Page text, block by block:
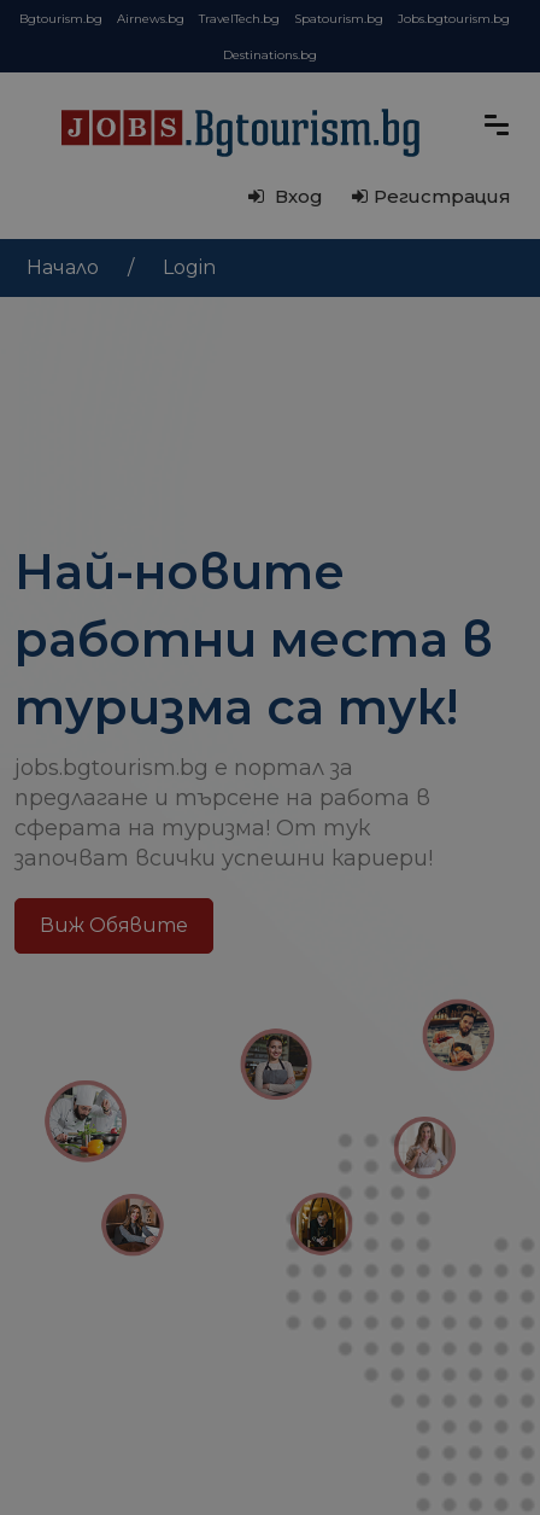
Bgtourism.bg Airnews.bg TravelTech.bg Spatourism.bg Jobs.bgtourism.bg
Destinations.bg
Вход Регистрация
Начало Login
Най-новите
работни места в
туризма са тук!
jobs.bgtourism.bg е портал за
предлагане и търсене на работа в
сферата на туризма! От тук
започват всички успешни кариери!
Виж Обявите